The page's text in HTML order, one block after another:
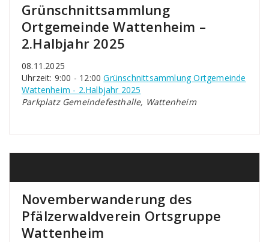
Grünschnittsammlung
Ortgemeinde Wattenheim –
2.Halbjahr 2025
08.11.2025
Uhrzeit: 9:00 - 12:00Grünschnittsammlung Ortgemeinde
Wattenheim - 2.Halbjahr 2025
Parkplatz Gemeindefesthalle, Wattenheim
Novemberwanderung des
Pfälzerwaldverein Ortsgruppe
Wattenheim